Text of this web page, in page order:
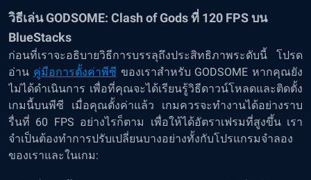
วิธีเล่น GODSOME: Clash of Gods ที่ 120 FPS บน
BlueStacks
ก่อนที่เราจะอธิบายวิธีการบรรลุถึงประสิทธิภาพระดับนี้ โปรด
อ่าน คู่มือการตั้งค่าพีซี ของเราสำหรับ GODSOME หากคุณยัง
ไม่ได้ดำเนินการ เพื่อที่คุณจะได้เรียนรู้วิธีดาวน์โหลดและติดตั้ง
เกมนี้บนพีซี เมื่อคุณตั้งค่าแล้ว เกมควรจะทำงานได้อย่างราบ
รื่นที่ 60 FPS อย่างไรก็ตาม เพื่อให้ได้อัตราเฟรมที่สูงขึ้น เรา
จำเป็นต้องทำการปรับเปลี่ยนบางอย่างทั้งกับโปรแกรมจำลอง
ของเราและในเกม: